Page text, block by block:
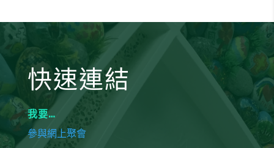
快速連結
我要…
參與網上聚會